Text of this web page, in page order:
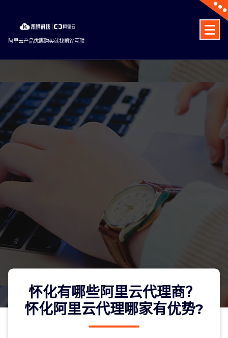
content
阿里云产品优惠购买就找凯铧互联
怀化有哪些阿里云代理商？
怀化阿里云代理哪家有优势?